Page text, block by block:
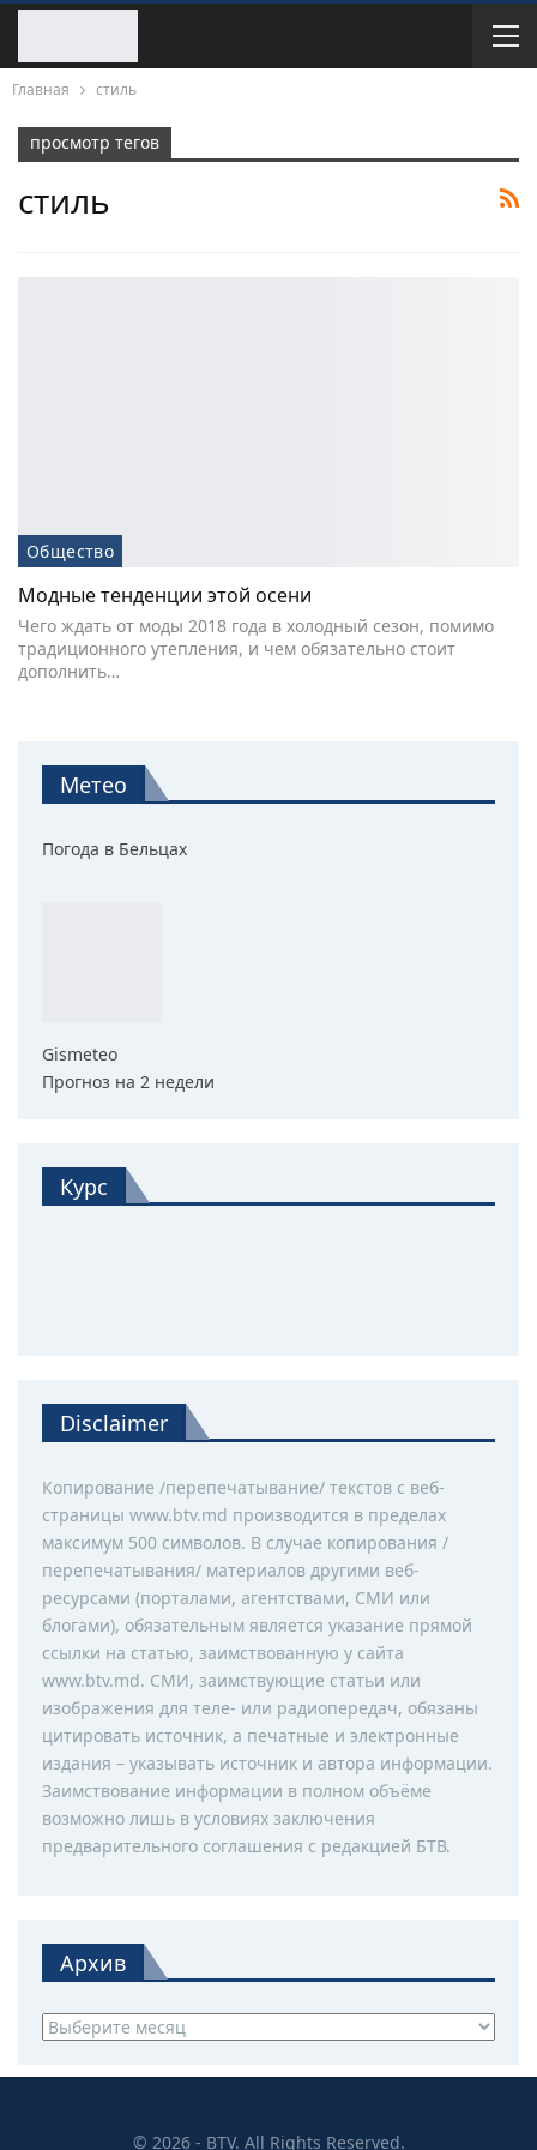
Главная стиль
просмотр тегов
стиль
Общество
Модные тенденции этой осени
Чего ждать от моды 2018 года в холодный сезон, помимо
традиционного утепления, и чем обязательно стоит
дополнить…
Метео
Погода в Бельцах
Gismeteo
Прогноз на 2 недели
Курс
Disclaimer
Копирование /перепечатывание/ текстов с веб-
страницы www.btv.md производится в пределах
максимум 500 символов. В случае копирования /
перепечатывания/ материалов другими веб-
ресурсами (порталами, агентствами, СМИ или
блогами), обязательным является указание прямой
ссылки на статью, заимствованную у сайта
www.btv.md. СМИ, заимствующие статьи или
изображения для теле- или радиопередач, обязаны
цитировать источник, а печатные и электронные
издания – указывать источник и автора информации.
Заимствование информации в полном объёме
возможно лишь в условиях заключения
предварительного соглашения с редакцией БТВ.
Архив
Архив
© 2026 - BTV. All Rights Reserved.